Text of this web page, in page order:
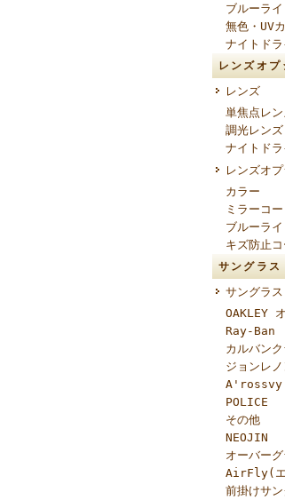
ブルーラ
無色・UV
ナイトド
レンズオプ
レンズ
単焦点レン
調光レンズ
ナイトド
レンズオ
カラー
ミラーコー
ブルーラ
キズ防止コ
サングラス
サングラス
OAKLEY
Ray-Ban
カルバン
ジョンレノ
A'rossvy
POLICE
その他
NEOJIN
オーバー
AirFly(エ
前掛けサ